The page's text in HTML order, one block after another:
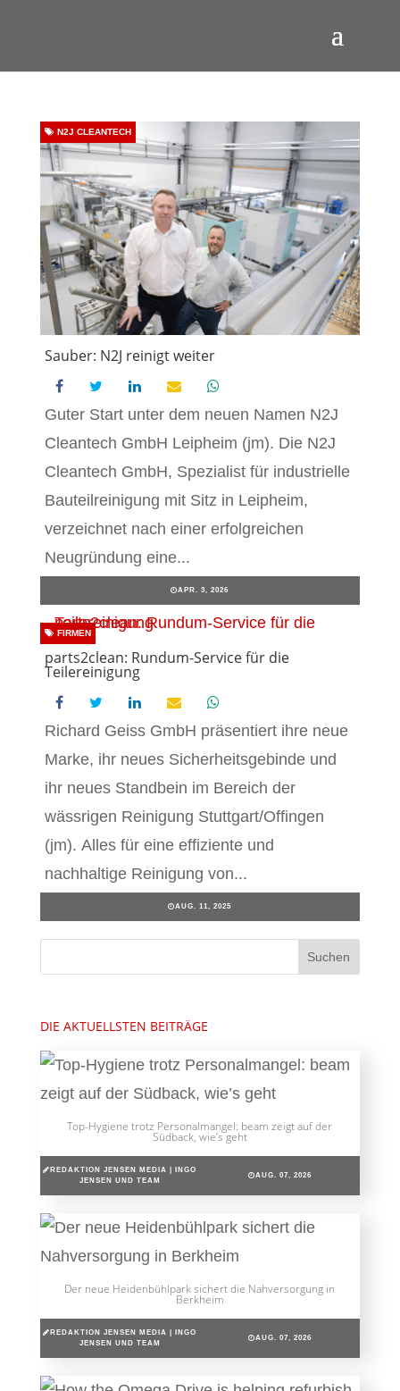
Sauber: N2J reinigt weiter
N2J CLEANTECH
Guter Start unter dem neuen Namen N2J
Cleantech GmbH Leipheim (jm). Die N2J
Cleantech GmbH, Spezialist für industrielle
Bauteilreinigung mit Sitz in Leipheim,
verzeichnet nach einer erfolgreichen
Neugründung eine...
APR. 3, 2026
parts2clean: Rundum-Service für die
Teilereinigung
FIRMEN
Richard Geiss GmbH präsentiert ihre neue
Marke, ihr neues Sicherheitsgebinde und
ihr neues Standbein im Bereich der
wässrigen Reinigung Stuttgart/Offingen
(jm). Alles für eine effiziente und
nachhaltige Reinigung von...
AUG. 11, 2025
DIE AKTUELLSTEN BEITRÄGE
Top-Hygiene trotz Personalmangel: beam zeigt auf der
Südback, wie’s geht
REDAKTION JENSEN MEDIA | INGO
JENSEN UND TEAM
AUG. 07, 2026
Der neue Heidenbühlpark sichert die Nahversorgung in
Berkheim
REDAKTION JENSEN MEDIA | INGO
JENSEN UND TEAM
AUG. 07, 2026